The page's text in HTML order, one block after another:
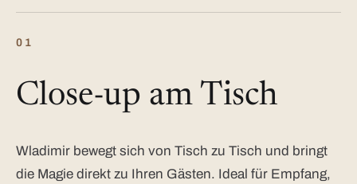
01
Close-up am Tisch
Wladimir bewegt sich von Tisch zu Tisch und bringt
die Magie direkt zu Ihren Gästen. Ideal für Empfang,